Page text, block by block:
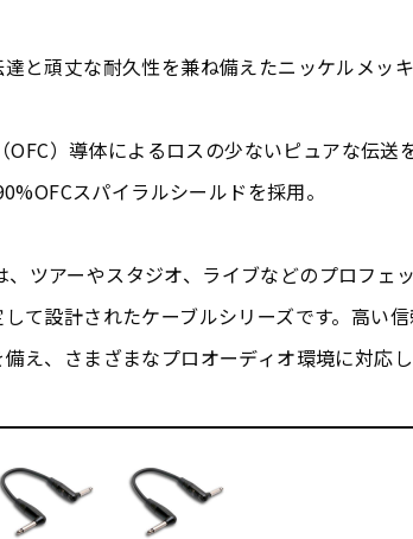
と頑丈な耐久性を兼ね備えたニッケルメッ
OFC）導体によるロスの少ないピュアな伝送
スパイラルシールドを採用。
ツアーやスタジオ、ライブなどのプロフェ
て設計されたケーブルシリーズです。高い
え、さまざまなプロオーディオ環境に対応し